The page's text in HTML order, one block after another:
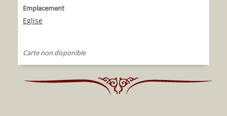
Emplacement
Eglise
Carte non disponible